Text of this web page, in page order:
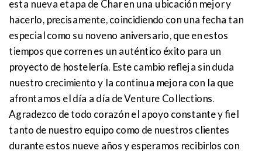
esta nueva etapa de Char en una ubicación mejor y
hacerlo, precisamente, coincidiendo con una fecha tan
especial como su noveno aniversario, que en estos
tiempos que corren es un auténtico éxito para un
proyecto de hostelería. Este cambio refleja sin duda
nuestro crecimiento y la continua mejora con la que
afrontamos el día a día de Venture Collections.
Agradezco de todo corazón el apoyo constante y fiel
tanto de nuestro equipo como de nuestros clientes
durante estos nueve años y esperamos recibirlos con